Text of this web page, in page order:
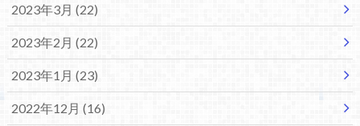
2023年3月 (22)
2023年2月 (22)
2023年1月 (23)
2022年12月 (16)